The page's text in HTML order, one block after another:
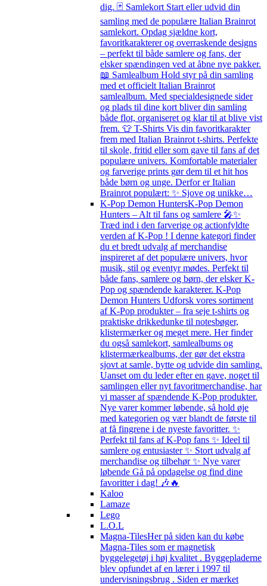
dig. 🃏 Samlekort Start eller udvid din
samling med de populære Italian Brainrot
samlekort. Opdag sjældne kort,
favoritkarakterer og overraskende designs
– perfekt til både samlere og fans, der
elsker spændingen ved at åbne nye pakker.
📖 Samlealbum Hold styr på din samling
med et officielt Italian Brainrot
samlealbum. Med specialdesignede sider
og plads til dine kort bliver din samling
både flot, organiseret og klar til at blive vist
frem. 👕 T-Shirts Vis din favoritkarakter
frem med Italian Brainrot t-shirts. Perfekte
til skole, fritid eller som gave til fans af det
populære univers. Komfortable materialer
og farverige prints gør dem til et hit hos
både børn og unge. Derfor er Italian
Brainrot populært: ✨ Sjove og unikke…
K-Pop Demon HuntersK-Pop Demon
Hunters – Alt til fans og samlere 🎤✨
Træd ind i den farverige og actionfyldte
verden af K-Pop ! I denne kategori finder
du et bredt udvalg af merchandise
inspireret af det populære univers, hvor
musik, stil og eventyr mødes. Perfekt til
både fans, samlere og børn, der elsker K-
Pop og spændende karakterer. K-Pop
Demon Hunters Udforsk vores sortiment
af K-Pop produkter – fra seje t-shirts og
praktiske drikkedunke til notesbøger,
klistermærker og meget mere. Her finder
du også samlekort, samlealbums og
klistermærkealbums, der gør det ekstra
sjovt at samle, bytte og udvide din samling.
Uanset om du leder efter en gave, noget til
samlingen eller nyt favoritmerchandise, har
vi masser af spændende K-Pop produkter.
Nye varer kommer løbende, så hold øje
med kategorien og vær blandt de første til
at få fingrene i de nyeste favoritter. ✨
Perfekt til fans af K-Pop fans ✨ Ideel til
samlere og entusiaster ✨ Stort udvalg af
merchandise og tilbehør ✨ Nye varer
løbende Gå på opdagelse og find dine
favoritter i dag! 🎶🔥
Kaloo
Lamaze
Lego
L.O.L
Magna-TilesHer på siden kan du købe
Magna-Tiles som er magnetisk
byggelegetøj i høj kvalitet . Byggepladerne
blev opfundet af en lærer i 1997 til
undervisningsbrug . Siden er mærket